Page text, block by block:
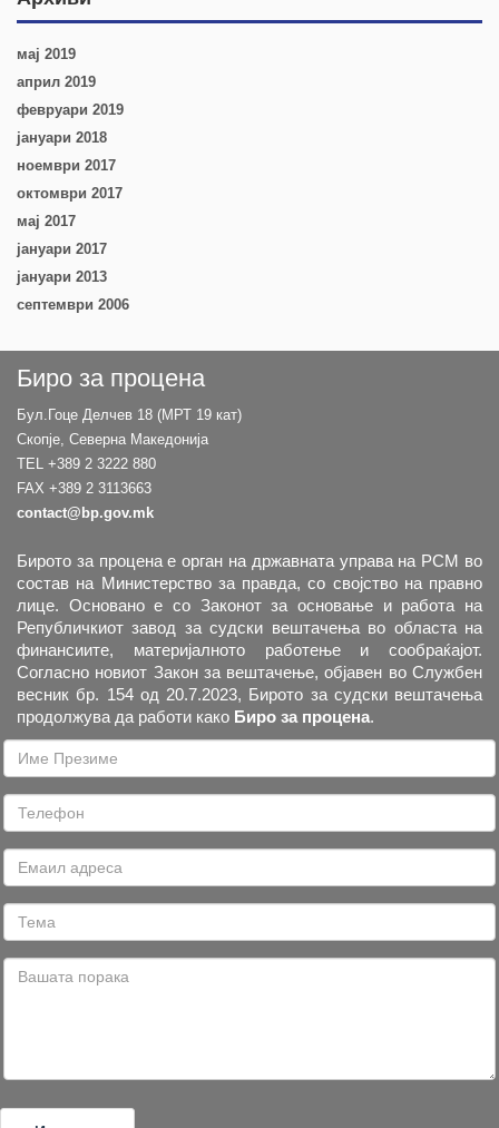
мај 2019
април 2019
февруари 2019
јануари 2018
ноември 2017
октомври 2017
мај 2017
јануари 2017
јануари 2013
септември 2006
Биро за процена
Бул.Гоце Делчев 18 (МРТ 19 кат)
Скопје, Северна Македонија
TEL +389 2 3222 880
FAX +389 2 3113663
contact@bp.gov.mk
Бирото за процена е орган на државната управа на РСМ во
состав на Министерство за правда, со својство на правно
лице. Основано е со Законот за основање и работа на
Републичкиот завод за судски вештачења во областа на
финансиите, материјалното работење и сообраќајот.
Согласно новиот Закон за вештачење, објавен во Службен
весник бр. 154 од 20.7.2023, Бирото за судски вештачења
продолжува да работи како Биро за процена.